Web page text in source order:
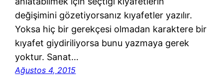
değişimini gözetiyorsanız kıyafetler yazılır.
Yoksa hiç bir gerekçesi olmadan karaktere bir
kıyafet giydiriliyorsa bunu yazmaya gerek
yoktur. Sanat…
Ağustos 4, 2015